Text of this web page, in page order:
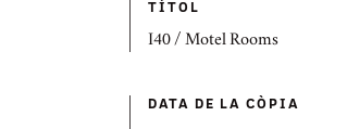
TÍTOL
I40 / Motel Rooms
DATA DE LA CÒPIA